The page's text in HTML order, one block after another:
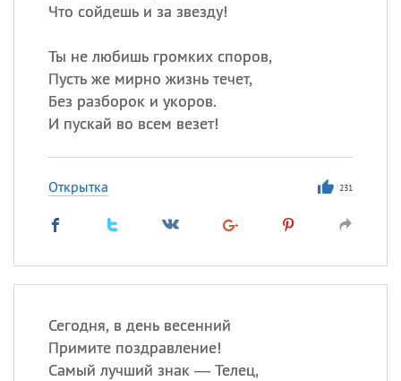
Что сойдешь и за звезду!
Ты не любишь громких споров,
Пусть же мирно жизнь течет,
Без разборок и укоров.
И пускай во всем везет!
Открытка 231
Сегодня, в день весенний
Примите поздравление!
Самый лучший знак — Телец,